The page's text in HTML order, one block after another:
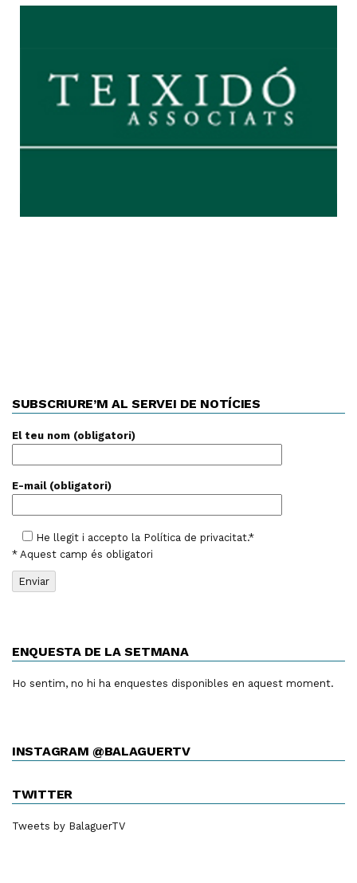
SUBSCRIURE’M AL SERVEI DE NOTÍCIES
El teu nom (obligatori)
E-mail (obligatori)
He llegit i accepto la Política de privacitat.*
* Aquest camp és obligatori
ENQUESTA DE LA SETMANA
Ho sentim, no hi ha enquestes disponibles en aquest moment.
INSTAGRAM @BALAGUERTV
TWITTER
Tweets by BalaguerTV